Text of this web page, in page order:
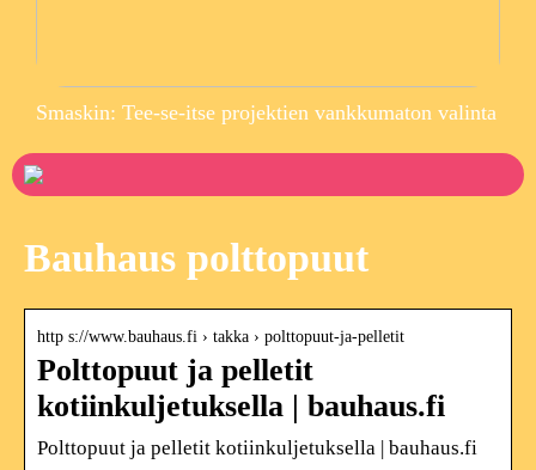
Smaskin: Tee-se-itse projektien vankkumaton valinta
Bauhaus polttopuut
http s://www.bauhaus.fi › takka › polttopuut-ja-pelletit
Polttopuut ja pelletit
kotiinkuljetuksella | bauhaus.fi
Polttopuut ja pelletit kotiinkuljetuksella | bauhaus.fi